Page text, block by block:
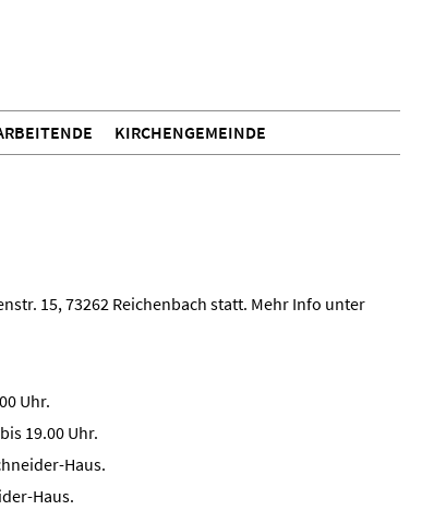
KIRCHENGEMEINDE
15, 73262 Reichenbach statt. Mehr Info unter
Uhr.
19.00 Uhr.
Haus.
Haus.